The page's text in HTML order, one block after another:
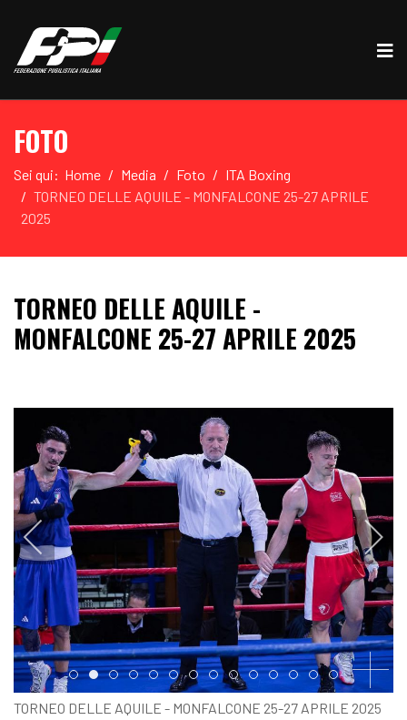
FOTO
Sei qui: Home Media Foto
ITA Boxing
TORNEO DELLE AQUILE - MONFALCONE 25-27 APRILE
2025
TORNEO DELLE AQUILE -
MONFALCONE 25-27 APRILE 2025
Item 0Item 1Item 2Item 3Item 4Item 5Item 6Item 7Item 8Item 9Item 10
Item 11Item 12
Item 13
TORNEO DELLE AQUILE - MONFALCONE 25-27 APRILE 2025